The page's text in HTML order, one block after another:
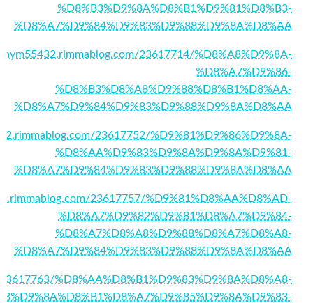
%D8%B3%D9%8A%D8%B1%D9%81%D8%B3-
%D8%A7%D9%84%D9%83%D9%88%D9%8A%D8%AA
23617714/%D8%A8%D9%8A-
%D8%A7%D9%86-
%D8%B3%D8%A8%D9%88%D8%B1%D8%AA-
%D8%A7%D9%84%D9%83%D9%88%D9%8A%D8%AA
23617752/%D9%81%D9%86%D9%8A-
%D8%AA%D9%83%D9%8A%D9%8A%D9%81-
%D8%A7%D9%84%D9%83%D9%88%D9%8A%D8%AA
23617757/%D9%81%D8%AA%D8%AD-
%D8%A7%D9%82%D9%81%D8%A7%D9%84-
%D8%A7%D8%A8%D9%88%D8%A7%D8%A8-
%D8%A7%D9%84%D9%83%D9%88%D9%8A%D8%AA
%D8%AA%D8%B1%D9%83%D9%8A%D8%A8-